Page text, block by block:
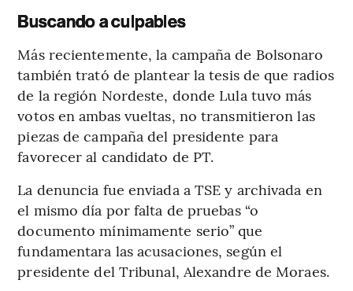
Buscando a culpables
Más recientemente, la campaña de Bolsonaro
también trató de plantear la tesis de que radios
de la región Nordeste, donde Lula tuvo más
votos en ambas vueltas, no transmitieron las
piezas de campaña del presidente para
favorecer al candidato de PT.
La denuncia fue enviada a TSE y archivada en
el mismo día por falta de pruebas “o
documento mínimamente serio” que
fundamentara las acusaciones, según el
presidente del Tribunal, Alexandre de Moraes.